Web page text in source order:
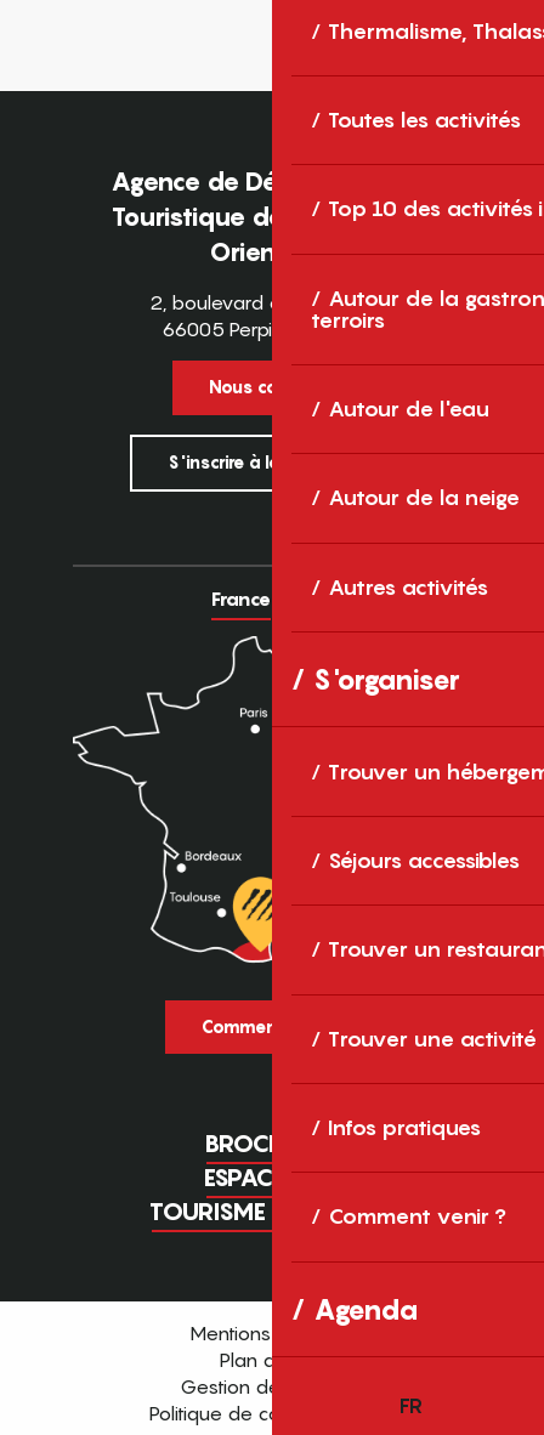
Thermalisme,
Toutes les activités
Top 10 des activités
Autour de la
terroirs
Autour de l'eau
Autour de la neige
Autres activités
S'organiser
Trouver un
Séjours accessibles
Trouver un
Trouver une activité
Infos pratiques
Comment venir ?
Agenda
FR
Agence de Développement
Touristique des Pyrénées-
Orientales
2, boulevard des Pyrénées
66005 Perpignan Cedex
Nous contacter
S'inscrire à la newsletter
France Europe
Comment venir ?
BROCHURES
ESPACE PRO
TOURISME D'AFFAIRES
Mentions légales
Plan du site
Gestion des cookies
Politique de confidentialité